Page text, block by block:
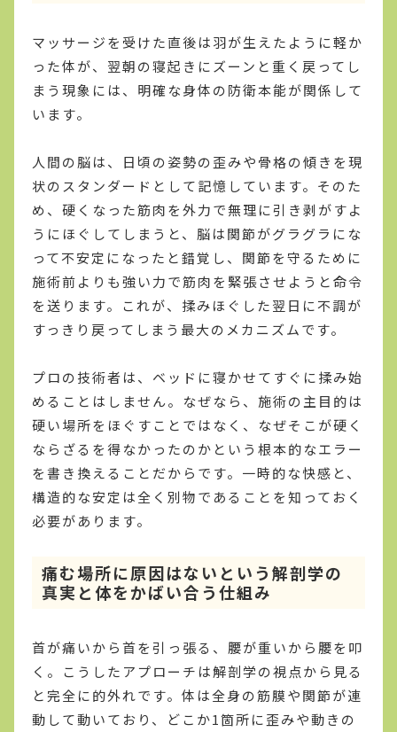
マッサージを受けた直後は羽が生えたように軽か
った体が、翌朝の寝起きにズーンと重く戻ってし
まう現象には、明確な身体の防衛本能が関係して
います。
人間の脳は、日頃の姿勢の歪みや骨格の傾きを現
状のスタンダードとして記憶しています。そのた
め、硬くなった筋肉を外力で無理に引き剥がすよ
うにほぐしてしまうと、脳は関節がグラグラにな
って不安定になったと錯覚し、関節を守るために
施術前よりも強い力で筋肉を緊張させようと命令
を送ります。これが、揉みほぐした翌日に不調が
すっきり戻ってしまう最大のメカニズムです。
プロの技術者は、ベッドに寝かせてすぐに揉み始
めることはしません。なぜなら、施術の主目的は
硬い場所をほぐすことではなく、なぜそこが硬く
ならざるを得なかったのかという根本的なエラー
を書き換えることだからです。一時的な快感と、
構造的な安定は全く別物であることを知っておく
必要があります。
痛む場所に原因はないという解剖学の
真実と体をかばい合う仕組み
首が痛いから首を引っ張る、腰が重いから腰を叩
く。こうしたアプローチは解剖学の視点から見る
と完全に的外れです。体は全身の筋膜や関節が連
動して動いており、どこか1箇所に歪みや動きの